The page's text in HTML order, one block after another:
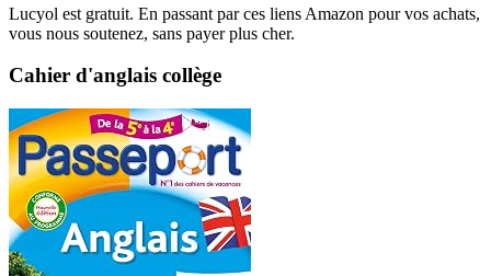
Lucyol est gratuit. En passant par ces liens Amazon pour vos achats,
vous nous soutenez, sans payer plus cher.
Cahier d'anglais collège